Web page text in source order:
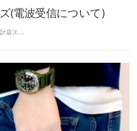
(電波受信について)
店ス …